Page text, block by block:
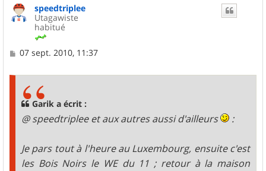
speedtriplee
Utagawiste
habitué
M
07 sept. 2010, 11:37
Garik a écrit :
@ speedtriplee et aux autres aussi d'ailleurs :
Je pars tout à l'heure au Luxembourg, ensuite c'est
les Bois Noirs le WE du 11 ; retour à la maison